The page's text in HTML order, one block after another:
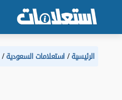
الرئيسية استعلامات السعودية